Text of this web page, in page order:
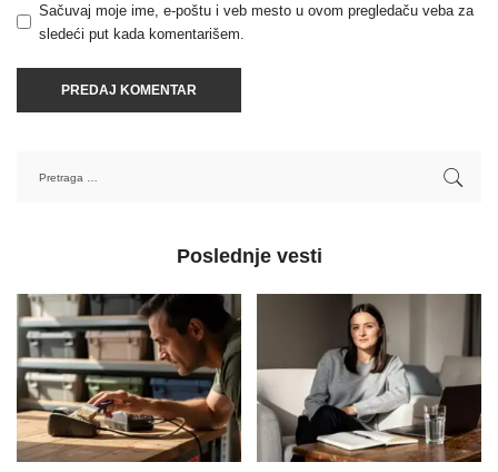
Sačuvaj moje ime, e-poštu i veb mesto u ovom pregledaču veba za
sledeći put kada komentarišem.
Poslednje vesti